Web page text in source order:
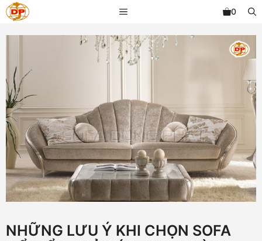
Chuyển
đến
nội
MENU 0
NHỮNG LƯU Ý KHI CHỌN SOFA